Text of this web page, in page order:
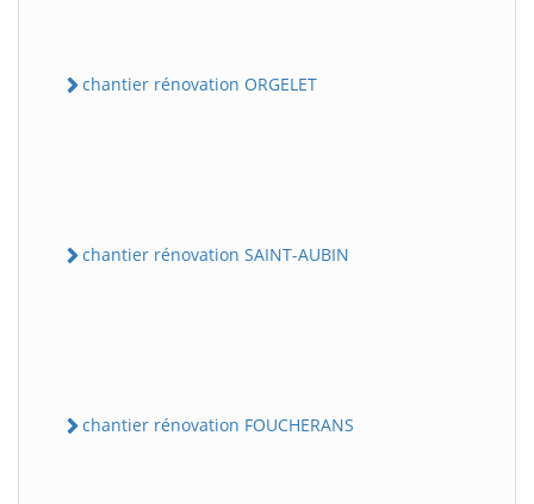
chantier rénovation ORGELET
chantier rénovation SAINT-AUBIN
chantier rénovation FOUCHERANS